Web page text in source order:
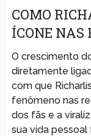
COMO
ÍCONE NAS
O crescimento
diretamente
com que
fenômeno nas
dos fãs e a
sua vida pessoal